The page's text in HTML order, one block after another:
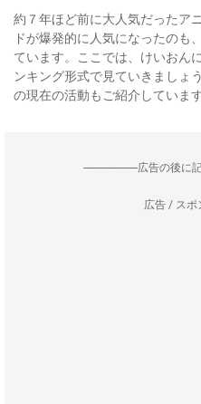
約７年ほど前に大人気だったア
ドが爆発的に人気になったのも
ています。ここでは、けいおん
ンキング形式で見ていきましょ
の現在の活動もご紹介しています
--------------------広告の後に
広告 / スポ